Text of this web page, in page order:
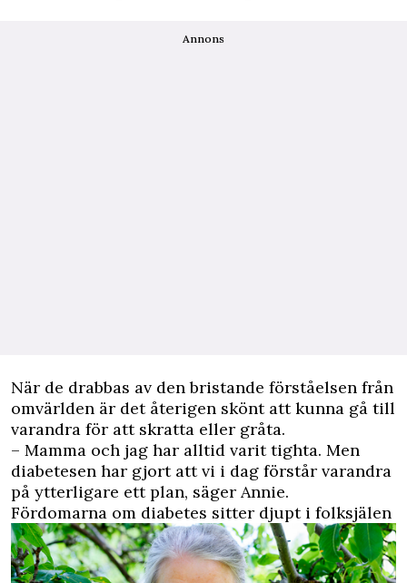
Annons
När de drabbas av den bristande förståelsen från
omvärlden är det återigen skönt att kunna gå till
varandra för att skratta eller gråta.
– Mamma och jag har alltid varit tighta. Men
diabetesen har gjort att vi i dag förstår varandra
på ytterligare ett plan, säger Annie.
Fördomarna om diabetes sitter djupt i folksjälen